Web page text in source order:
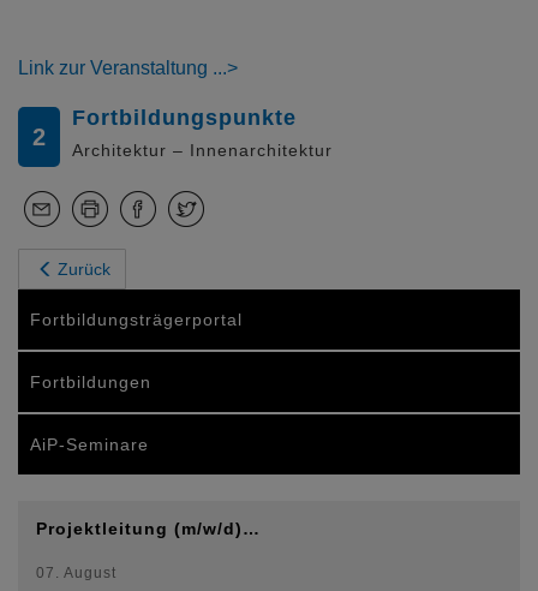
Link zur Veranstaltung
2
Fortbildungspunkte
Architektur – Innenarchitektur
Zurück
Fortbildungsträgerportal
Fortbildungen
AiP-Seminare
Projektleitung (m/w/d)…
07. August